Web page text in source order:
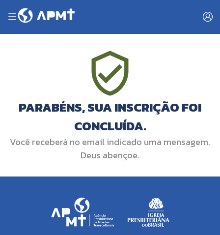
PARABÉNS, SUA INSCRIÇÃO FOI
CONCLUÍDA.
Você receberá no email indicado uma mensagem.
Deus abençoe.